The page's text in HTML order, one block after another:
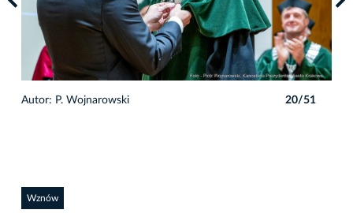
Autor: P. Wojnarowski 20/51
Wznów